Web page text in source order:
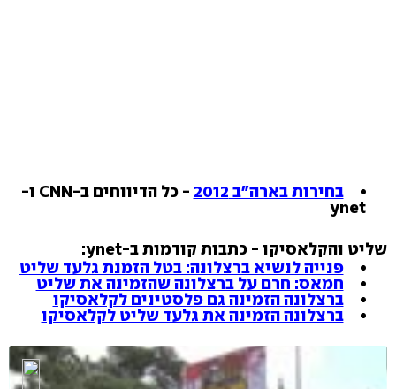
בחירות בארה"ב 2012 - כל הדיווחים ב-CNN ו-
ynet
שליט והקלאסיקו - כתבות קודמות ב-ynet:
פנייה לנשיא ברצלונה: בטל הזמנת גלעד שליט
חמאס: חרם על ברצלונה שהזמינה את שליט
ברצלונה הזמינה גם פלסטינים לקלאסיקו
ברצלונה הזמינה את גלעד שליט לקלאסיקו